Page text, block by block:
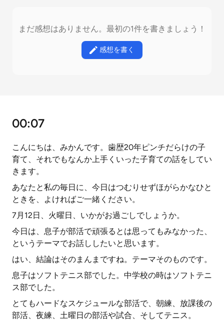
まだ感想はありません。最初の1件を書きましょう！
感想を書く
00:07
こんにちは、みかんです。歯歴20年ピンチだらけの子
育て、それでもなんか上手くいった子育ての話をしてい
きます。
あなたと私の毎日に、今日はつむりせずほがらかなひと
ときを、よければご一緒ください。
7月12日、火曜日、いかがお過ごしでしょうか。
今日は、息子が部活で頑張るとは思ってもみなかった、
というテーマでお話ししたいと思います。
はい、結論はそのまんまですね。テーマそのものです。
息子はソフトテニス部でした。中学校の時はソフトテニ
ス部でした。
とてもハードなスケジュールな部活で、朝練、放課後の
部活、夜練、土曜日の部活や試合、そしてテニス。